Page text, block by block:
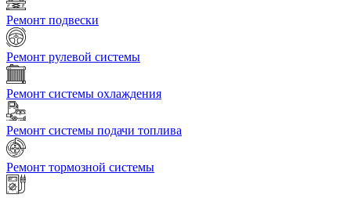
Ремонт подвески
Ремонт рулевой системы
Ремонт системы охлаждения
Ремонт системы подачи топлива
Ремонт тормозной системы